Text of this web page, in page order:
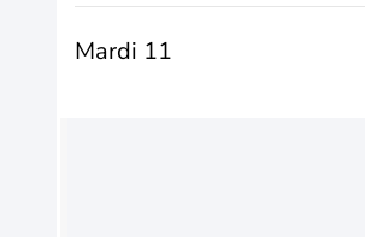
Mardi 11